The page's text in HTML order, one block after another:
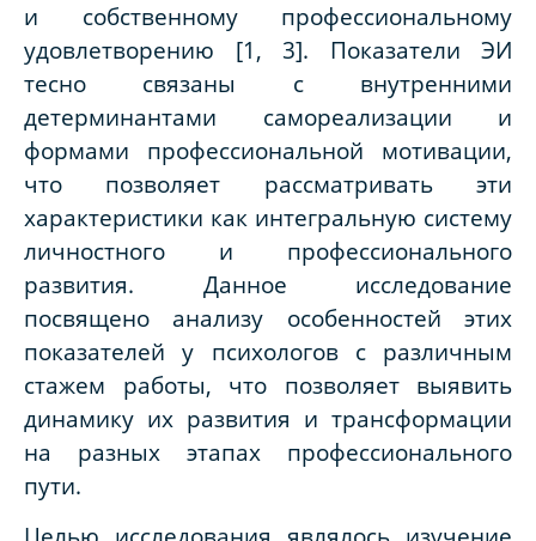
и собственному профессиональному
удовлетворению [1, 3]. Показатели ЭИ
тесно связаны с внутренними
детерминантами самореализации и
формами профессиональной мотивации,
что позволяет рассматривать эти
характеристики как интегральную систему
личностного и профессионального
развития. Данное исследование
посвящено анализу особенностей этих
показателей у психологов с различным
стажем работы, что позволяет выявить
динамику их развития и трансформации
на разных этапах профессионального
пути.